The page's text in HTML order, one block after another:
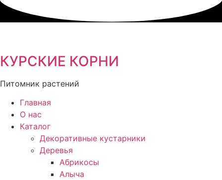
Перейти
КУРСКИЕ КОРНИ
Питомник растений
Главная
О нас
Каталог
Декоративные кустарники
Деревья
Абрикосы
Алыча